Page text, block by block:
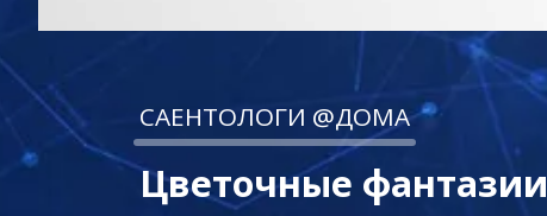
САЕНТОЛОГИ @ДОМА
Цветочные